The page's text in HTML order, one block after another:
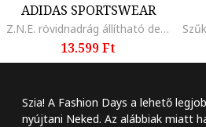
Szia! A Fashion Days a lehető
nyújtani Neked. Az alábbiak miatt
ADIDAS SPORTSWEAR
Z.N.E. rövidnadrág állítható derékrésszel, Tengerészkék
13.599 Ft